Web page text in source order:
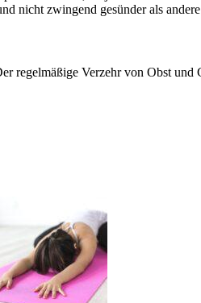
nicht zwingend gesünder als
regelmäßige Verzehr von Obst